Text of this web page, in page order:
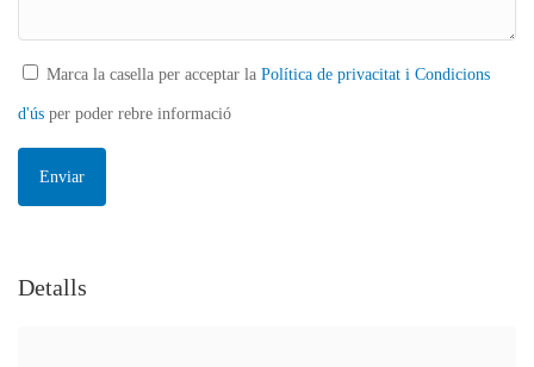
Marca la casella per acceptar la Política de privacitat i Condicions
d'ús per poder rebre informació
Detalls